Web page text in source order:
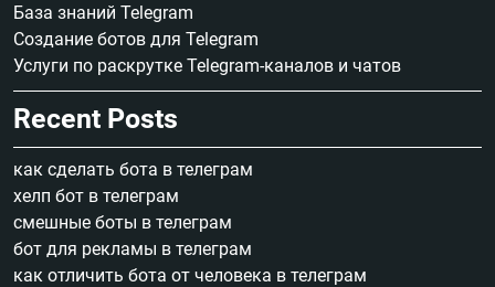
База знаний Telegram
Создание ботов для Telegram
Услуги по раскрутке Telegram-каналов и чатов
Recent Posts
как сделать бота в телеграм
хелп бот в телеграм
смешные боты в телеграм
бот для рекламы в телеграм
как отличить бота от человека в телеграм